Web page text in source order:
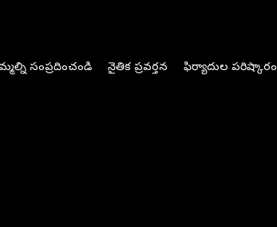
సంప్రదించండి నైతిక ప్రవర్తన ఫిర్యాదుల పరిష్కారం